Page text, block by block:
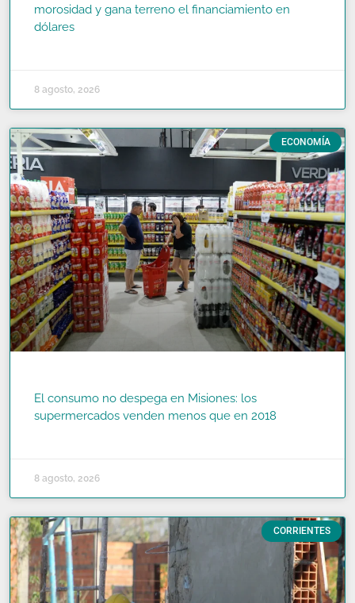
morosidad y gana terreno el financiamiento en
dólares
8 agosto, 2026
ECONOMÍA
El consumo no despega en Misiones: los
supermercados venden menos que en 2018
8 agosto, 2026
CORRIENTES